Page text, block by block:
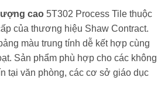
cao 5T302 Process Tile thuộc
của thương hiệu Shaw Contract.
màu trung tính dễ kết hợp cùng
Sản phẩm phù hợp cho các không
tại văn phòng, các cơ sở giáo dục